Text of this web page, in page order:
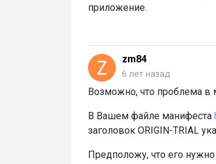
приложение.
zm84
6 лет назад
Возможно, что проблема в
В Вашем файле манифеста
заголовок ORIGIN-TRIAL
Предположу, что его